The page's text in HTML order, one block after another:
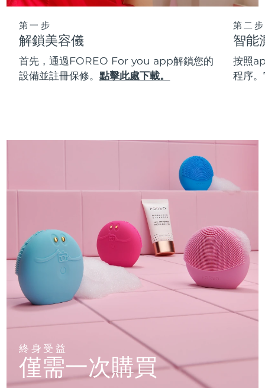
第一步
解鎖美容儀
首先，通過FOREO For you app解鎖您的
設備並註冊保修。點擊此處下載。
第二步
智能
按照
程序
終身受益
僅需一次購買